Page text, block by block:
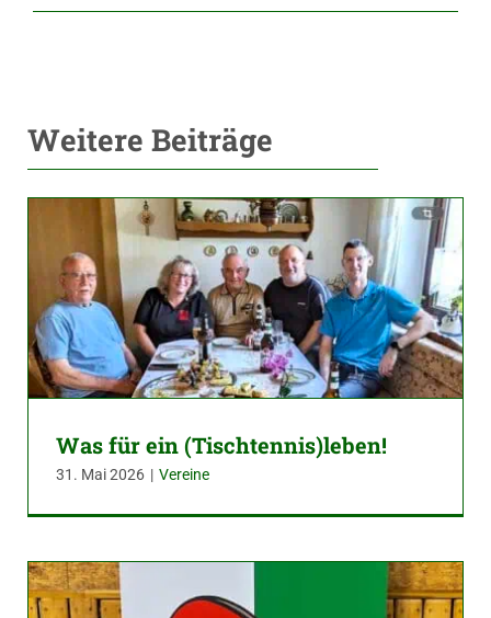
Weitere Beiträge
Was für ein (Tischtennis)leben!
31. Mai 2026 | Vereine